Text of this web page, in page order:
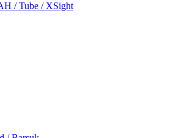
/ Tube / XSight